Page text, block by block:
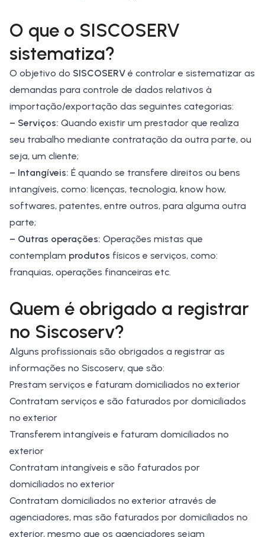
O que o SISCOSERV
sistematiza?
O objetivo do SISCOSERV é controlar e sistematizar as
demandas para controle de dados relativos à
importação/exportação das seguintes categorias:
– Serviços: Quando existir um prestador que realiza
seu trabalho mediante contratação da outra parte, ou
seja, um cliente;
– Intangíveis: É quando se transfere direitos ou bens
intangíveis, como: licenças, tecnologia, know how,
softwares, patentes, entre outros, para alguma outra
parte;
– Outras operações: Operações mistas que
contemplam produtos físicos e serviços, como:
franquias, operações financeiras etc.
Quem é obrigado a registrar
no Siscoserv?
Alguns profissionais são obrigados a registrar as
informações no Siscoserv, que são:
Prestam serviços e faturam domiciliados no exterior
Contratam serviços e são faturados por domiciliados
no exterior
Transferem intangíveis e faturam domiciliados no
exterior
Contratam intangíveis e são faturados por
domiciliados no exterior
Contratam domiciliados no exterior através de
agenciadores, mas são faturados por domiciliados no
exterior, mesmo que os agenciadores sejam